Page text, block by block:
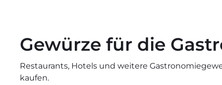
Gewürze für die
Restaurants, Hotels und weitere
kaufen.